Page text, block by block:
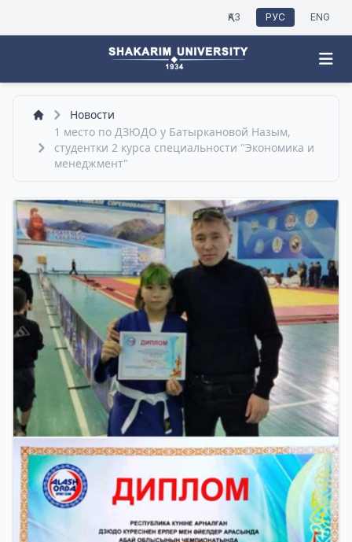
ҚАЗ РУС ENG
Новости
1 место по ДЗЮДО у Батыркановой Назым,
студентки 2 курса специальности "Экономика и
менеджмент"